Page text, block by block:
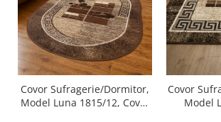
Covor Sufragerie/Dormitor,
Model Luna 1815/12, Covor
Covor
Model